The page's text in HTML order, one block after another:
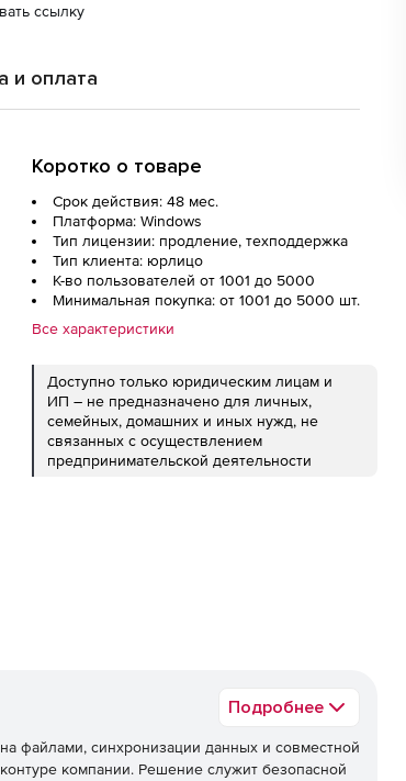
ссылку
и оплата
Коротко о товаре
Срок действия: 48 мес.
Платформа: Windows
Тип лицензии: продление, техподдержка
Тип клиента: юрлицо
К-во пользователей от 1001 до 5000
Минимальная покупка: от 1001 до 5000 шт.
Все характеристики
Доступно только юридическим лицам и
ИП – не предназначено для личных,
семейных, домашних и иных нужд, не
связанных с осуществлением
предпринимательской деятельности
Подробнее
файлами, синхронизации данных и совместной
компании. Решение служит безопасной